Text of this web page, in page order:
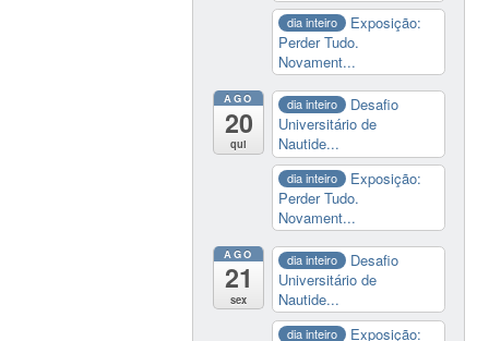
dia inteiro
Exposição:
Perder Tudo.
Novament...
AGO
20
qui
dia inteiro
Desafio
Universitário de
Nautide...
dia inteiro
Exposição:
Perder Tudo.
Novament...
AGO
21
sex
dia inteiro
Desafio
Universitário de
Nautide...
dia inteiro Exposição: